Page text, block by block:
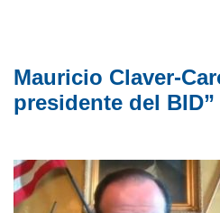
Mauricio Claver-
presidente del BID”